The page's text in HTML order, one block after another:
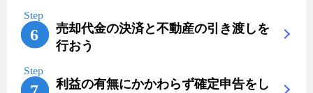
売却代金の決済と不動産の引き渡しを
行おう
利益の有無にかかわらず確定申告をし